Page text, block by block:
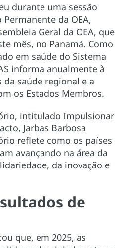
durante uma sessão
da OEA,
Geral da OEA, que
mês, no Panamá. Como
em saúde do Sistema
informa anualmente à
da saúde regional e a
os Estados Membros.
intitulado Impulsionar
Jarbas Barbosa
reflete como os países
avançando na área da
da inovação e
de
que, em 2025, as